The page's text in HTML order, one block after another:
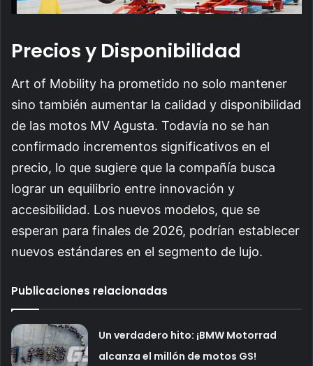
Precios y Disponibilidad
Art of Mobility ha prometido no solo mantener
sino también aumentar la calidad y disponibilidad
de las motos MV Agusta. Todavía no se han
confirmado incrementos significativos en el
precio, lo que sugiere que la compañía busca
lograr un equilibrio entre innovación y
accesibilidad. Los nuevos modelos, que se
esperan para finales de 2026, podrían establecer
nuevos estándares en el segmento de lujo.
Publicaciones relacionadas
Un verdadero hito: ¡BMW Motorrad
alcanza el millón de motos GS!